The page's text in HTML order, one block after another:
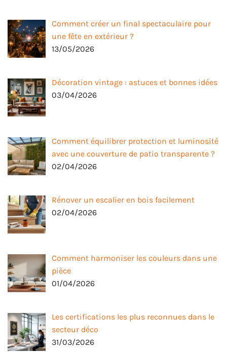
Comment créer un final spectaculaire pour
une fête en extérieur ?
13/05/2026
Décoration vintage : astuces et bonnes idées
03/04/2026
Comment équilibrer protection et luminosité
avec une couverture de patio transparente ?
02/04/2026
Rénover un escalier en bois facilement
02/04/2026
Comment harmoniser les couleurs dans une
pièce
01/04/2026
Les certifications les plus reconnues dans le
secteur déco
31/03/2026